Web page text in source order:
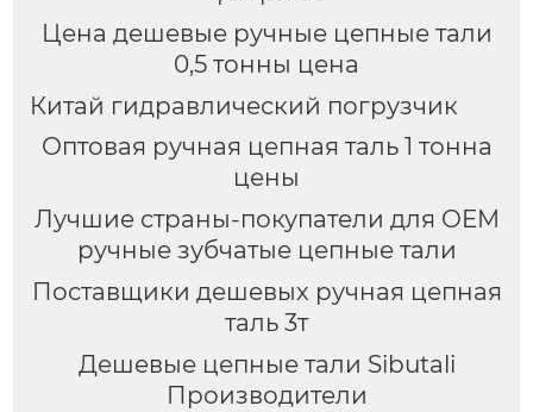
Цена дешевые ручные цепные тали
0,5 тонны цена
Китай гидравлический погрузчик
Оптовая ручная цепная таль 1 тонна
цены
Лучшие страны-покупатели для OEM
ручные зубчатые цепные тали
Поставщики дешевых ручная цепная
таль 3т
Дешевые цепные тали Sibutali
Производители